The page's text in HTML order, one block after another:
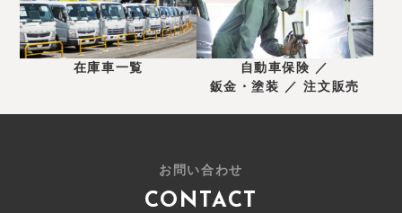
在庫車一覧
自動車保険 ／
鈑金・塗装 ／ 注文販売
お問い合わせ
CONTACT